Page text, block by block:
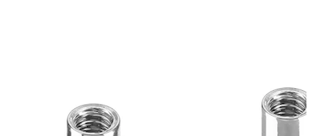
Bodymod Premium